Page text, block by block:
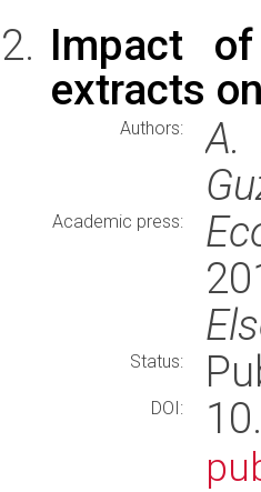
Impact
extracts
Authors:
A.
Academic press:
Status:
DOI: